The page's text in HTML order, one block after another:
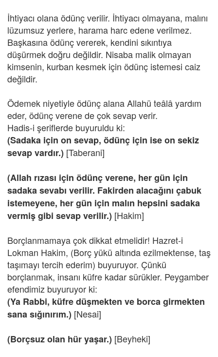
İhtiyacı olana ödünç verilir. İhtiyacı olmayana, malını
lüzumsuz yerlere, harama harc edene verilmez.
Başkasına ödünç vererek, kendini sıkıntıya
düşürmek doğru değildir. Nisaba malik olmayan
kimsenin, kurban kesmek için ödünç istemesi caiz
değildir.
Ödemek niyetiyle ödünç alana Allahü teâlâ yardım
eder, ödünç verene de çok sevap verir.
Hadis-i şeriflerde buyuruldu ki:
(Sadaka için on sevap, ödünç için ise on sekiz
sevap vardır.) [Taberani]
(Allah rızası için ödünç verene, her gün için
sadaka sevabı verilir. Fakirden alacağını çabuk
istemeyene, her gün için malın hepsini sadaka
vermiş gibi sevap verilir.) [Hakim]
Borçlanmamaya çok dikkat etmelidir! Hazret-i
Lokman Hakim, (Borç yükü altında ezilmektense, taş
taşımayı tercih ederim) buyuruyor. Çünkü
borçlanmak, insanı küfre kadar sürükler. Peygamber
efendimiz buyuruyor ki:
(Ya Rabbi, küfre düşmekten ve borca girmekten
sana sığınırım.) [Nesai]
(Borçsuz olan hür yaşar.) [Beyheki]